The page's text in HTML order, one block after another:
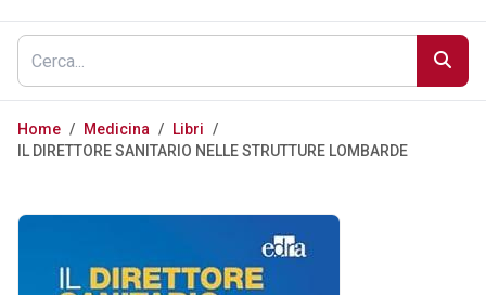
Home / Medicina / Libri /
IL DIRETTORE SANITARIO NELLE STRUTTURE LOMBARDE